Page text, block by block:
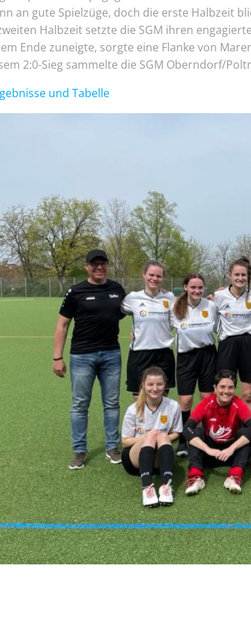
an gute Spielzüge, doch die erste Halbzeit
Halbzeit setzte die SGM ihren
Ende zuneigte, sorgte eine Flanke von
2:0-Sieg sammelte die SGM Oberndorf/
und Tabelle